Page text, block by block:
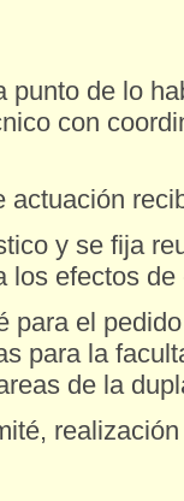
punto de lo
con
actuación
y se fija
los efectos
para el
para la
de la